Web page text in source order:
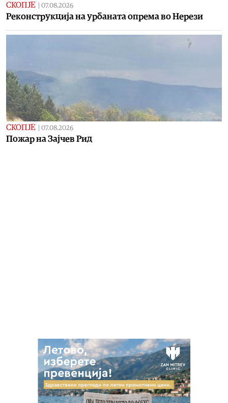
СКОПЈЕ | 07.08.2026
Реконструкција на урбаната опрема во Нерези
СКОПЈЕ | 07.08.2026
Пожар на Зајчев Рид